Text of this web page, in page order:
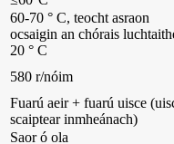
60-70 ° C, teocht asraon
ocsaigin an chórais
20 ° C
580 r/nóim
Fuarú aeir + fuarú uisce
scaiptear inmheánach)
Saor ó ola